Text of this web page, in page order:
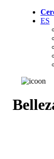
ES